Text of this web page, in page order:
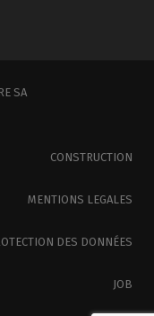
SA
CONSTRUCTION
MENTIONS LEGALES
DES DONNÉES
JOB